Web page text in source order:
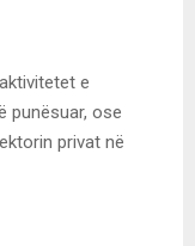
e
punësuar, ose
privat në